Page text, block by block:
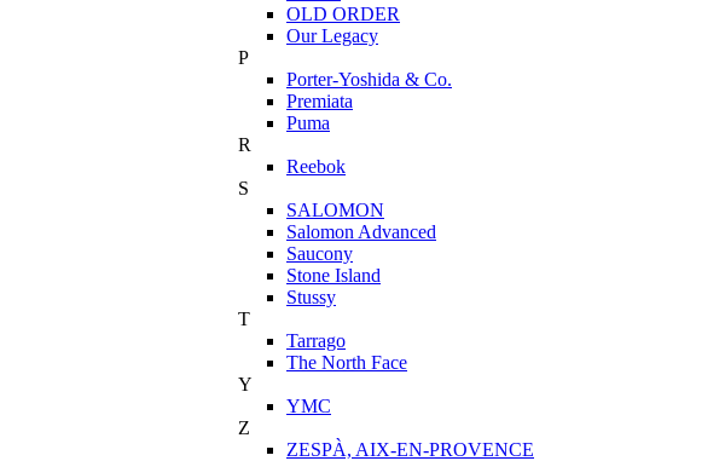
OLD ORDER
Our Legacy
P
Porter-Yoshida & Co.
Premiata
Puma
R
Reebok
S
SALOMON
Salomon Advanced
Saucony
Stone Island
Stussy
T
Tarrago
The North Face
Y
YMC
Z
ZESPÀ, AIX-EN-PROVENCE